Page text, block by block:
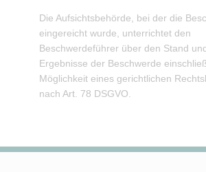
Die Aufsichtsbehörde, bei der die
eingereicht wurde, unterrichtet den
Beschwerdeführer über den Stand
Ergebnisse der Beschwerde
Möglichkeit eines gerichtlichen
nach Art. 78 DSGVO.